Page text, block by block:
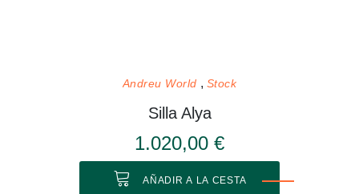
Andreu World Stock
Silla Alya
1.020,00 €
AÑADIR A LA CESTA